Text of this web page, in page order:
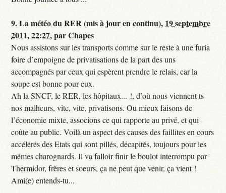
9.La météo du RER (mis à jour en continu), 19 septembre
2011, 22:27,parChapes
Nous assistons sur les transports comme sur le reste à une furia
foire d’empoigne de privatisations de la part des uns
accompagnés par ceux qui espèrent prendre le relais, car la
soupe est bonne pour eux.
Ah la SNCF, le RER, les hôpitaux... !, d’où nous viennent ts
nos malheurs, vite, vite, privatisons. Ou mieux faisons de
l’économie mixte, associons ce qui rapporte au privé, et qui
coûte au public. Voilà un aspect des causes des faillites en cours
accélérés des Etats qui sont pillés, décapités, toujours pour les
mêmes charognards. Il va falloir finir le boulot interrompu par
Thermidor, frères et soeurs, ça ne peut que venir, ça vient !
Ami(e) entends-tu...